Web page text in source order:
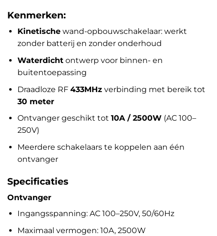
Kenmerken:
Kinetischewand-opbouwschakelaar: werkt
zonder batterij en zonder onderhoud
Waterdichtontwerp voor binnen- en
buitentoepassing
Draadloze RF 433MHzverbinding met bereik tot
30 meter
Ontvanger geschikt tot 10A / 2500W (AC 100–
250V)
Meerdere schakelaars te koppelen aan één
ontvanger
Specificaties
Ontvanger
Ingangsspanning: AC 100–250V, 50/60Hz
Maximaal vermogen: 10A, 2500W